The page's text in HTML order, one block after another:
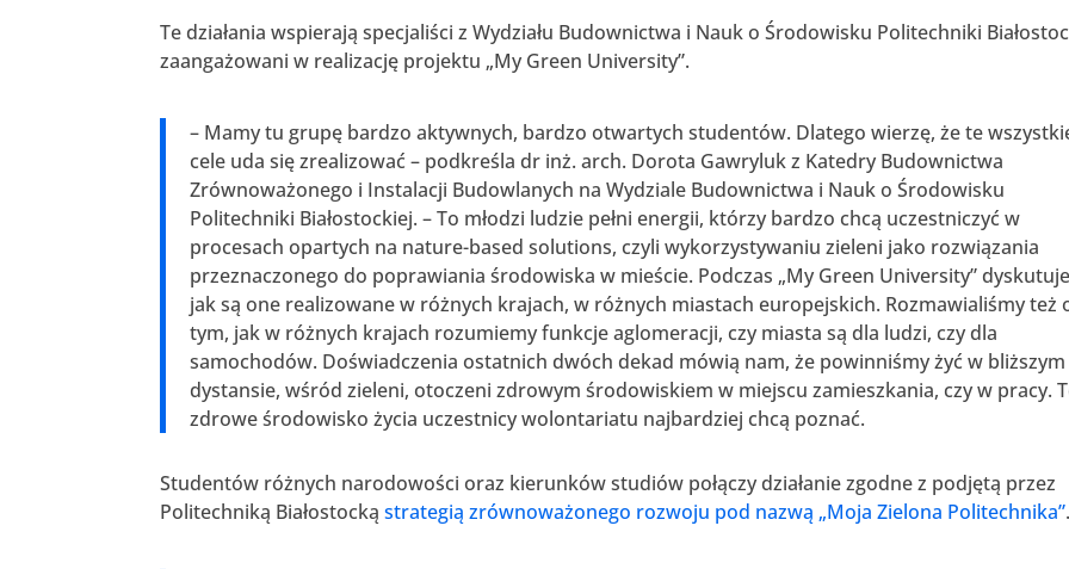
Te działania wspierają specjaliści z Wydziału Budownictwa i Nauk o Środowisku Politechniki
zaangażowani w realizację projektu „My Green University”.
– Mamy tu grupę bardzo aktywnych, bardzo otwartych studentów. Dlatego wierzę, że te
cele uda się zrealizować – podkreśla dr inż. arch. Dorota Gawryluk z Katedry Budownictwa
Zrównoważonego i Instalacji Budowlanych na Wydziale Budownictwa i Nauk o Środowisku
Politechniki Białostockiej. – To młodzi ludzie pełni energii, którzy bardzo chcą uczestniczyć w
procesach opartych na nature-based solutions, czyli wykorzystywaniu zieleni jako rozwiązania
przeznaczonego do poprawiania środowiska w mieście. Podczas „My Green University”
jak są one realizowane w różnych krajach, w różnych miastach europejskich. Rozmawialiśmy też
tym, jak w różnych krajach rozumiemy funkcje aglomeracji, czy miasta są dla ludzi, czy dla
samochodów. Doświadczenia ostatnich dwóch dekad mówią nam, że powinniśmy żyć w bliższym
dystansie, wśród zieleni, otoczeni zdrowym środowiskiem w miejscu zamieszkania, czy w pracy.
zdrowe środowisko życia uczestnicy wolontariatu najbardziej chcą poznać.
Studentów różnych narodowości oraz kierunków studiów połączy działanie zgodne z podjętą przez
Politechniką Białostockąstrategią zrównoważonego rozwoju pod nazwą „Moja Zielona Politechnika”.